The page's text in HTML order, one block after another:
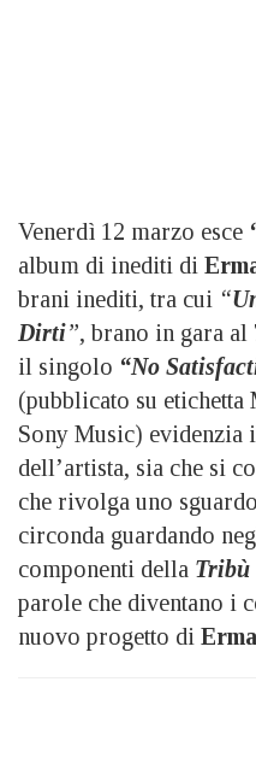
Venerdì 12 marzo esce
album di inediti di
brani inediti, tra cui “
Dirti”, brano in gara al
il singolo “No
(pubblicato su
Sony Music)
dell’artista, sia che si
che rivolga uno
circonda guardando
componenti della Tribù
parole che diventano i
nuovo progetto di